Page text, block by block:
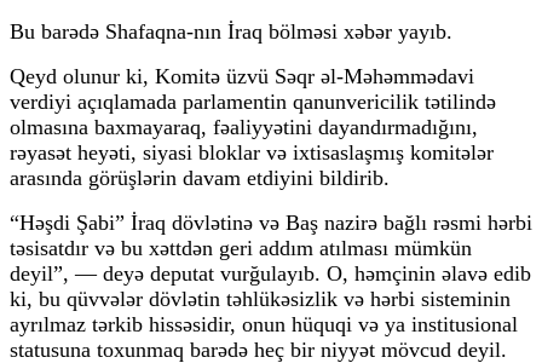
Bu barədə Shafaqna-nın İraq bölməsi xəbər yayıb.
Qeyd olunur ki, Komitə üzvü Səqr əl-Məhəmmədavi
verdiyi açıqlamada parlamentin qanunvericilik tətilində
olmasına baxmayaraq, fəaliyyətini dayandırmadığını,
rəyasət heyəti, siyasi bloklar və ixtisaslaşmış komitələr
arasında görüşlərin davam etdiyini bildirib.
“Həşdi Şabi” İraq dövlətinə və Baş nazirə bağlı rəsmi hərbi
təsisatdır və bu xəttdən geri addım atılması mümkün
deyil”, — deyə deputat vurğulayıb. O, həmçinin əlavə edib
ki, bu qüvvələr dövlətin təhlükəsizlik və hərbi sisteminin
ayrılmaz tərkib hissəsidir, onun hüquqi və ya institusional
statusuna toxunmaq barədə heç bir niyyət mövcud deyil.